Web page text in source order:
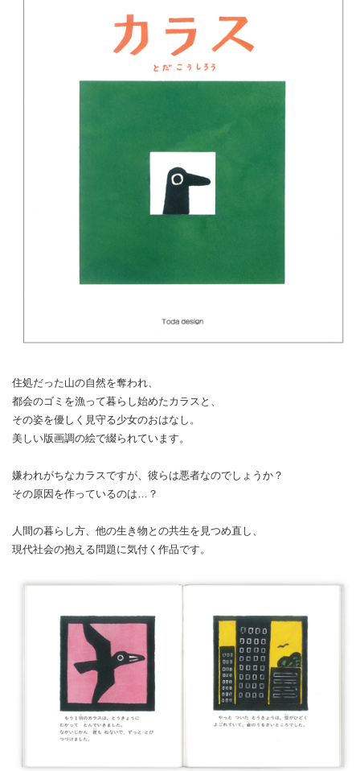
住処だった山の自然を奪われ、
都会のゴミを漁って暮らし始めたカラスと、
その姿を優しく見守る少女のおはなし。
美しい版画調の絵で綴られています。
嫌われがちなカラスですが、彼らは悪者なのでしょうか？
その原因を作っているのは…？
人間の暮らし方、他の生き物との共生を見つめ直し、
現代社会の抱える問題に気付く作品です。